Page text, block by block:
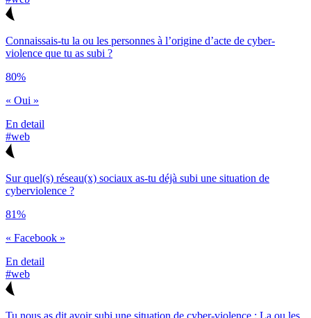
Connaissais-tu la ou les personnes à l’origine d’acte de cyber-
violence que tu as subi ?
80%
« Oui »
En detail
#web
Sur quel(s) réseau(x) sociaux as-tu déjà subi une situation de
cyberviolence ?
81%
« Facebook »
En detail
#web
Tu nous as dit avoir subi une situation de cyber-violence : La ou les